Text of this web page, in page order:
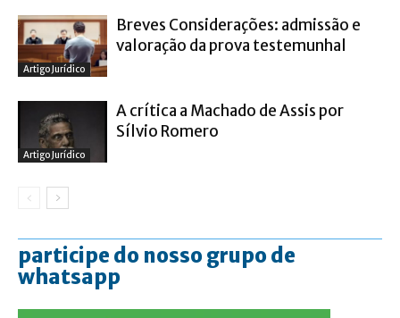
Artigo Jurídico
Breves Considerações: admissão e
valoração da prova testemunhal
Artigo Jurídico
A crítica a Machado de Assis por
Sílvio Romero
participe do nosso grupo de
whatsapp